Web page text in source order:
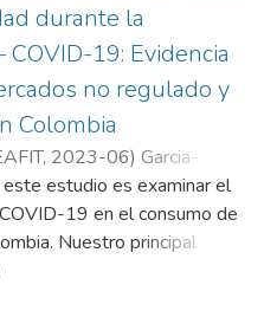
durante la
COVID-19: Evidencia
no regulado y
Colombia
, 2023-06) Garcia-
Rey Londoño, Felipe;Arango
José;Bohorquez Correa,
EAFIT; Escuela de
y Gobierno
estudio es examinar el
19 en el consumo de
Nuestro principal
el análisis para las